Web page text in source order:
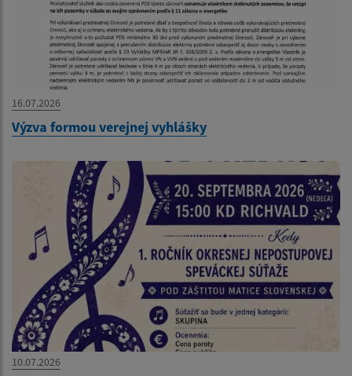
16.07.2026
Výzva formou verejnej vyhlášky
10.07.2026